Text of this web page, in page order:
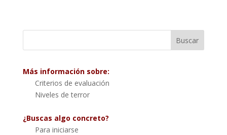
Más información sobre:
Criterios de evaluación
Niveles de terror
¿Buscas algo concreto?
Para iniciarse